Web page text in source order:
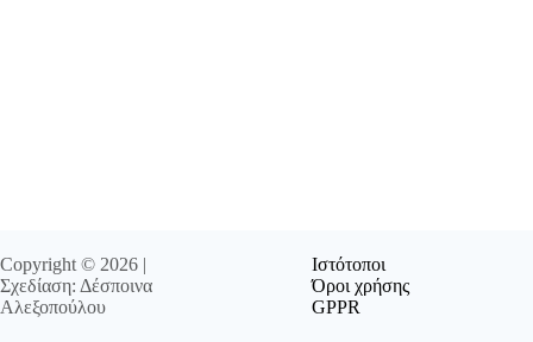
Copyright © 2026 |
Σχεδίαση: Δέσποινα
Αλεξοπούλου
Ιστότοποι
Όροι χρήσης
GPPR